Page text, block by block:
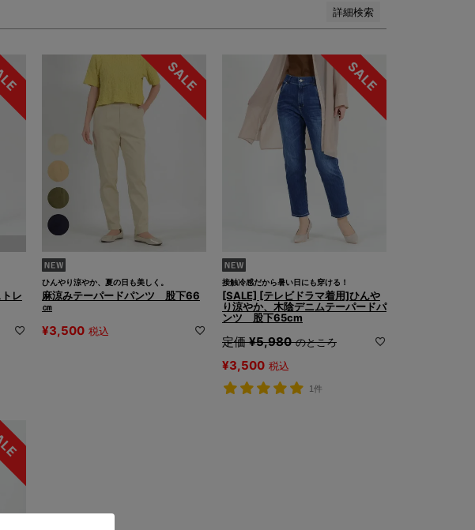
詳細検索
レ
ひんやり涼やか、夏の日も美しく。
麻涼みテーパードパンツ 股下66
㎝
¥3,500 税込
接触冷感だから暑い日にも穿ける！
[SALE] [テレビドラマ着用]ひんや
り涼やか、木陰デニムテーパードパ
ンツ 股下65cm
定価 ¥5,980 のところ
¥3,500 税込
1件